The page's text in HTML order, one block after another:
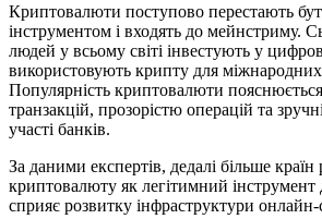
Криптовалюти поступово перестають
інструментом і входять до мейнстриму.
людей у всьому світі інвестують у
використовують крипту для міжнародних
Популярність криптовалюти
транзакцій, прозорістю операцій та
участі банків.
За даними експертів, дедалі більше країн
криптовалюту як легітимний інструмент
сприяє розвитку інфраструктури онлайн-